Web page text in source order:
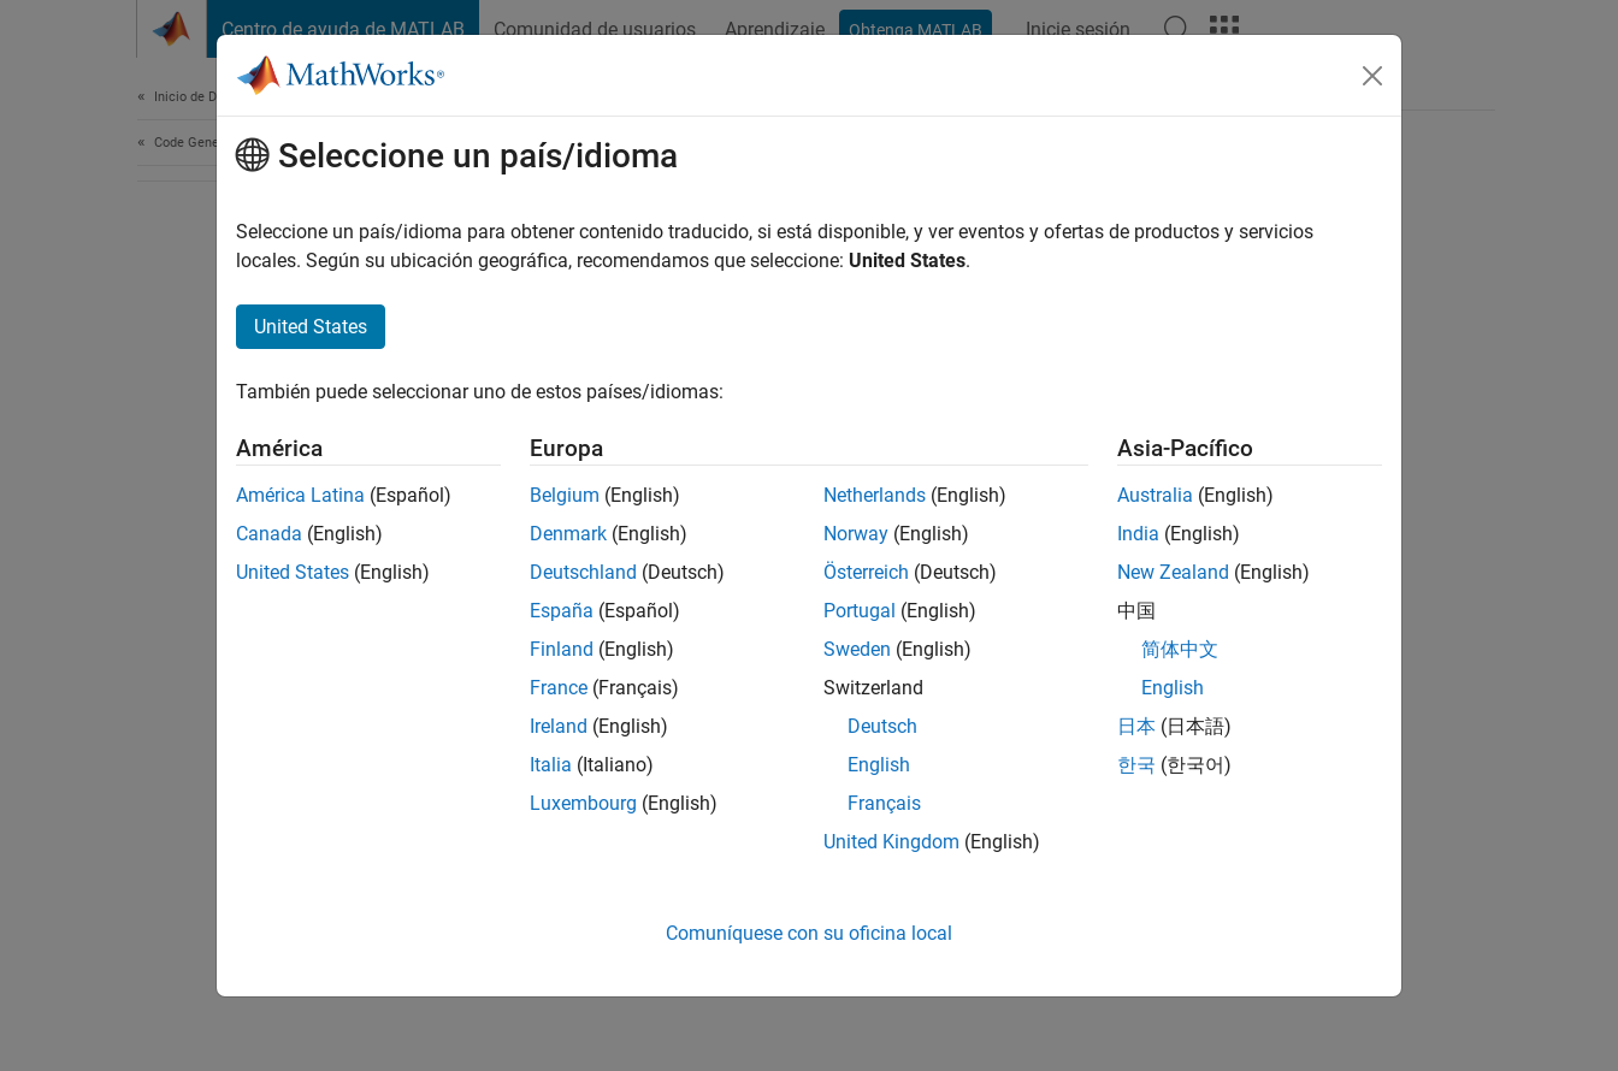
Centro de ayuda de MATLAB Comunidad de usuarios Aprendizaje Obtenga MATLAB Inicie sesión
Inicio de Documentación
Code Generation
How useful was this information?
Seleccione un país/idioma
Seleccione un país/idioma para obtener contenido traducido, si está disponible, y ver eventos y ofertas de productos y servicios
locales. Según su ubicación geográfica, recomendamos que seleccione: United States.
United States
También puede seleccionar uno de estos países/idiomas:
América
América Latina (Español)
Canada (English)
United States (English)
Europa
Belgium (English)
Denmark (English)
Deutschland (Deutsch)
España (Español)
Finland (English)
France (Français)
Ireland (English)
Italia (Italiano)
Luxembourg (English)
Netherlands (English)
Norway (English)
Österreich (Deutsch)
Portugal (English)
Sweden (English)
Switzerland
Deutsch
English
Français
United Kingdom (English)
Asia-Pacífico
Australia (English)
India (English)
New Zealand (English)
中国
简体中文
English
日本 (日本語)
한국 (한국어)
Comuníquese con su oficina local